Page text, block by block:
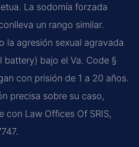
La sodomía forzada
un rango similar.
la agresión sexual agravada
battery) bajo el Va. Code §
con prisión de 1 a 20 años.
precisa sobre su caso,
con Law Offices Of SRIS,